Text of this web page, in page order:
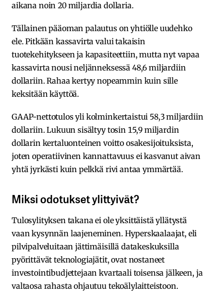
aikana noin 20 miljardia dollaria.
Tällainen pääoman palautus on yhtiölle uudehko
ele. Pitkään kassavirta valui takaisin
tuotekehitykseen ja kapasiteettiin, mutta nyt vapaa
kassavirta nousi neljänneksessä 48,6 miljardiin
dollariin. Rahaa kertyy nopeammin kuin sille
keksitään käyttöä.
GAAP-nettotulos yli kolminkertaistui 58,3 miljardiin
dollariin. Lukuun sisältyy tosin 15,9 miljardin
dollarin kertaluonteinen voitto osakesijoituksista,
joten operatiivinen kannattavuus ei kasvanut aivan
yhtä jyrkästi kuin pelkkä rivi antaa ymmärtää.
Miksi odotukset ylittyivät?
Tulosylityksen takana ei ole yksittäistä yllätystä
vaan kysynnän laajeneminen. Hyperskaalaajat, eli
pilvipalveluitaan jättimäisillä datakeskuksilla
pyörittävät teknologiajätit, ovat nostaneet
investointibudjettejaan kvartaali toisensa jälkeen, ja
valtaosa rahasta ohjautuu tekoälylaitteistoon.